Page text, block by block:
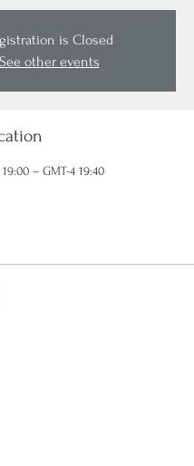
is Closed
See other events
– GMT-4 19:40